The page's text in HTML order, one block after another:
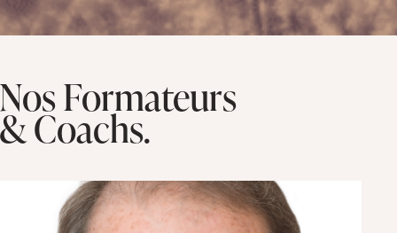
Nos Formateurs
& Coachs.